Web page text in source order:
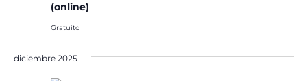
(online)
Gratuito
diciembre 2025